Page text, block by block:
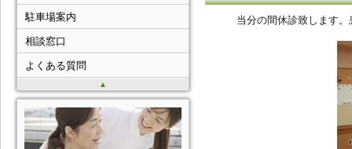
当分の間休診致します
▲
駐車場案内
相談窓口
よくある質問